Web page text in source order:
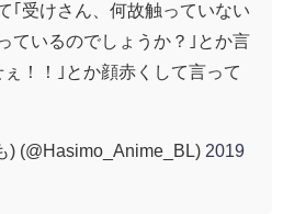
｢受けさん、何故触っていない
ているのでしょうか？｣とか言
！！｣とか顔赤くして言って
(@Hasimo_Anime_BL) 2019